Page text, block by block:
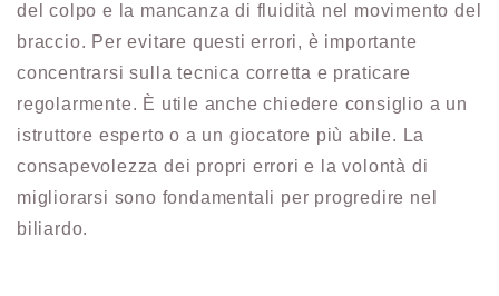
del colpo e la mancanza di fluidità nel movimento del
braccio. Per evitare questi errori, è importante
concentrarsi sulla tecnica corretta e praticare
regolarmente. È utile anche chiedere consiglio a un
istruttore esperto o a un giocatore più abile. La
consapevolezza dei propri errori e la volontà di
migliorarsi sono fondamentali per progredire nel
biliardo.